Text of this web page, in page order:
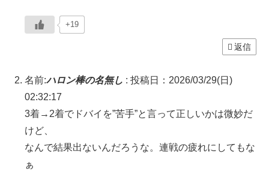
+19
返信
名前:ハロン棒の名無し : 投稿日：2026/03/29(日)
02:32:17
3着→2着でドバイを”苦手”と言って正しいかは微妙だ
けど、
なんで結果出ないんだろうな。連戦の疲れにしてもな
ぁ